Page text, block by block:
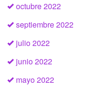
octubre 2022
septiembre 2022
julio 2022
junio 2022
mayo 2022